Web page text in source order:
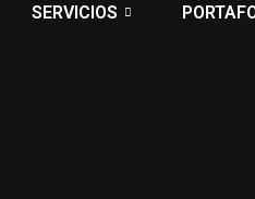
SERVICIOS